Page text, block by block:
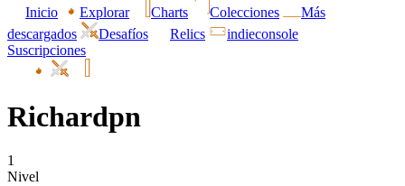
Inicio
Explorar Charts Colecciones
Más
descargados
Desafíos Relics
indieconsole
Suscripciones
Richardpn
1
Nivel